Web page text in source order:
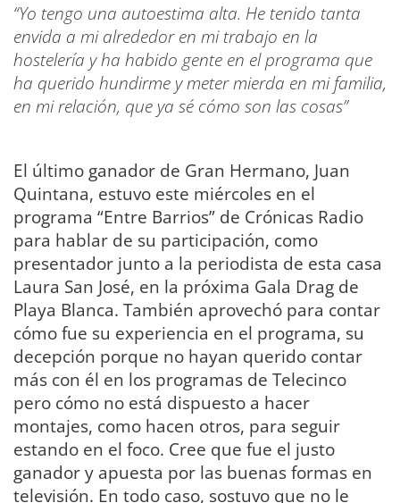
“Yo tengo una autoestima alta. He tenido tanta
envida a mi alrededor en mi trabajo en la
hostelería y ha habido gente en el programa que
ha querido hundirme y meter mierda en mi familia,
en mi relación, que ya sé cómo son las cosas”
El último ganador de Gran Hermano, Juan
Quintana, estuvo este miércoles en el
programa “Entre Barrios” de Crónicas Radio
para hablar de su participación, como
presentador junto a la periodista de esta casa
Laura San José, en la próxima Gala Drag de
Playa Blanca. También aprovechó para contar
cómo fue su experiencia en el programa, su
decepción porque no hayan querido contar
más con él en los programas de Telecinco
pero cómo no está dispuesto a hacer
montajes, como hacen otros, para seguir
estando en el foco. Cree que fue el justo
ganador y apuesta por las buenas formas en
televisión. En todo caso, sostuvo que no le